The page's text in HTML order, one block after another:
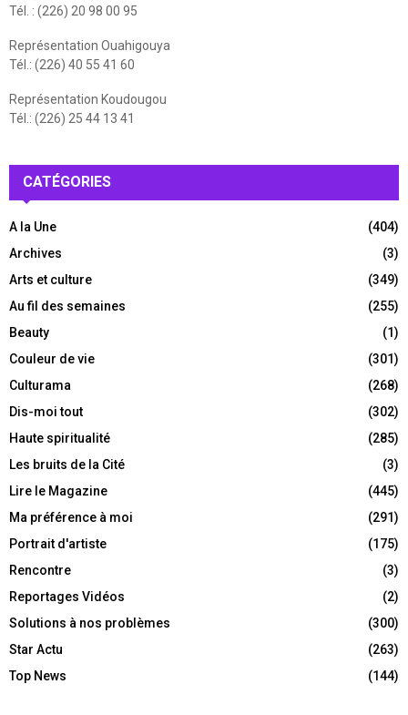
Tél. : (226) 20 98 00 95
Représentation Ouahigouya
Tél.: (226) 40 55 41 60
Représentation Koudougou
Tél.: (226) 25 44 13 41
CATÉGORIES
A la Une
(404)
Archives
(3)
Arts et culture
(349)
Au fil des semaines
(255)
Beauty
(1)
Couleur de vie
(301)
Culturama
(268)
Dis-moi tout
(302)
Haute spiritualité
(285)
Les bruits de la Cité
(3)
Lire le Magazine
(445)
Ma préférence à moi
(291)
Portrait d'artiste
(175)
Rencontre
(3)
Reportages Vidéos
(2)
Solutions à nos problèmes
(300)
Star Actu
(263)
Top News
(144)